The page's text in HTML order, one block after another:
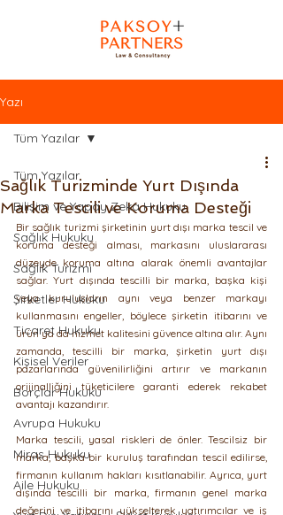
Yazı
Tüm Yazılar
Bilişim ve Yapay Zeka Hukuku
Sağlık Hukuku
Sağlık Turizmi
Şirketler Hukuku
Ticaret Hukuku
Kişisel Veriler
Borçlar Hukuku
Avrupa Hukuku
Miras Hukuku
Aile Hukuku
Tüm Yazılar
Sağlık Turizminde Yurt Dışında
Marka Tescili ve Koruma Desteği
Bir sağlık turizmi şirketinin yurt dışı marka tescil ve
koruma desteği alması, markasını uluslararası
düzeyde koruma altına alarak önemli avantajlar
sağlar. Yurt dışında tescilli bir marka, başka kişi
veya kuruluşların aynı veya benzer markayı
kullanmasını engeller, böylece şirketin itibarını ve
ürün ya da hizmet kalitesini güvence altına alır. Aynı
zamanda, tescilli bir marka, şirketin yurt dışı
pazarlarında güvenilirliğini artırır ve markanın
orijinalliğini tüketicilere garanti ederek rekabet
avantajı kazandırır.
Marka tescili, yasal riskleri de önler. Tescilsiz bir
marka, başka bir kuruluş tarafından tescil edilirse,
firmanın kullanım hakları kısıtlanabilir. Ayrıca, yurt
dışında tescilli bir marka, firmanın genel marka
değerini ve itibarını yükselterek yatırımcılar ve iş